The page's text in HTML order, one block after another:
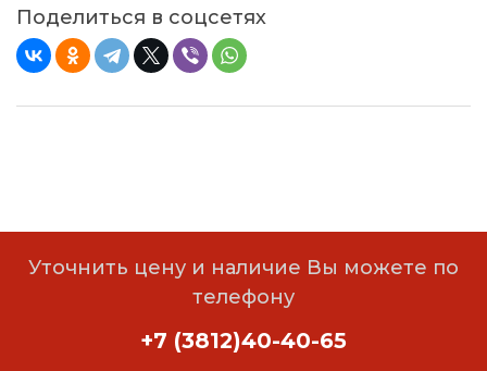
Поделиться в соцсетях
Уточнить цену и наличие Вы можете по
телефону
+7 (3812)40-40-65